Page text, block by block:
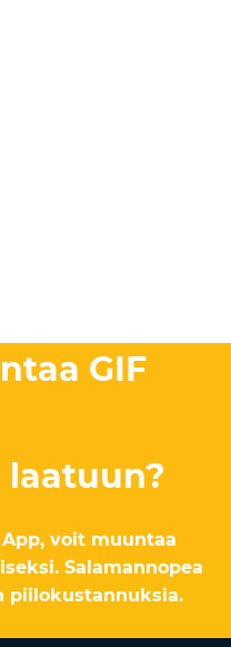
GIF
voit muuntaa
Salamannopea
piilokustannuksia.